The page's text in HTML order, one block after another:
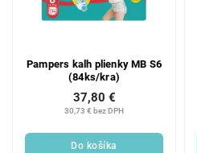
Pampers kalh plienky MB S6
(84ks/kra)
30,73 € bez DPH
37,80 €
Do košíka